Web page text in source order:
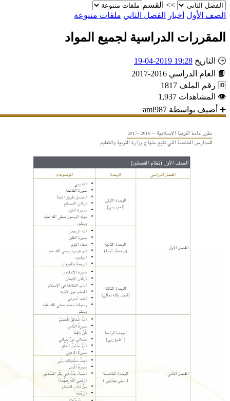
>> القسم
الأول أخبار الفصل الثاني ملفات متنوعة
الدراسية لجميع المواد
التاريخ 19:28 2019-04-19
العام الدراسي 2016-2017
رقم الملف 1817
المشاهدات 1,937
أضيف بواسطة aml987